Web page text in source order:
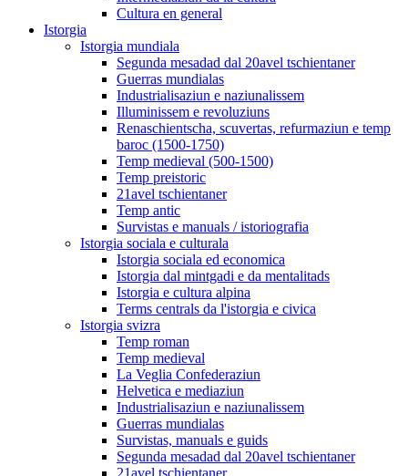
Cultura en general
Istorgia
Istorgia mundiala
Segunda mesadad dal 20avel tschientaner
Guerras mundialas
Industrialisaziun e naziunalissem
Illuminissem e revoluziuns
Renaschientscha, scuvertas, refurmaziun e temp
baroc (1500-1750)
Temp medieval (500-1500)
Temp preistoric
21avel tschientaner
Temp antic
Survistas e manuals / istoriografia
Istorgia sociala e culturala
Istorgia sociala ed economica
Istorgia dal mintgadi e da mentalitads
Istorgia e cultura alpina
Terms centrals da l'istorgia e civica
Istorgia svizra
Temp roman
Temp medieval
La Veglia Confederaziun
Helvetica e mediaziun
Industrialisaziun e naziunalissem
Guerras mundialas
Survistas, manuals e guids
Segunda mesadad dal 20avel tschientaner
21avel tschientaner